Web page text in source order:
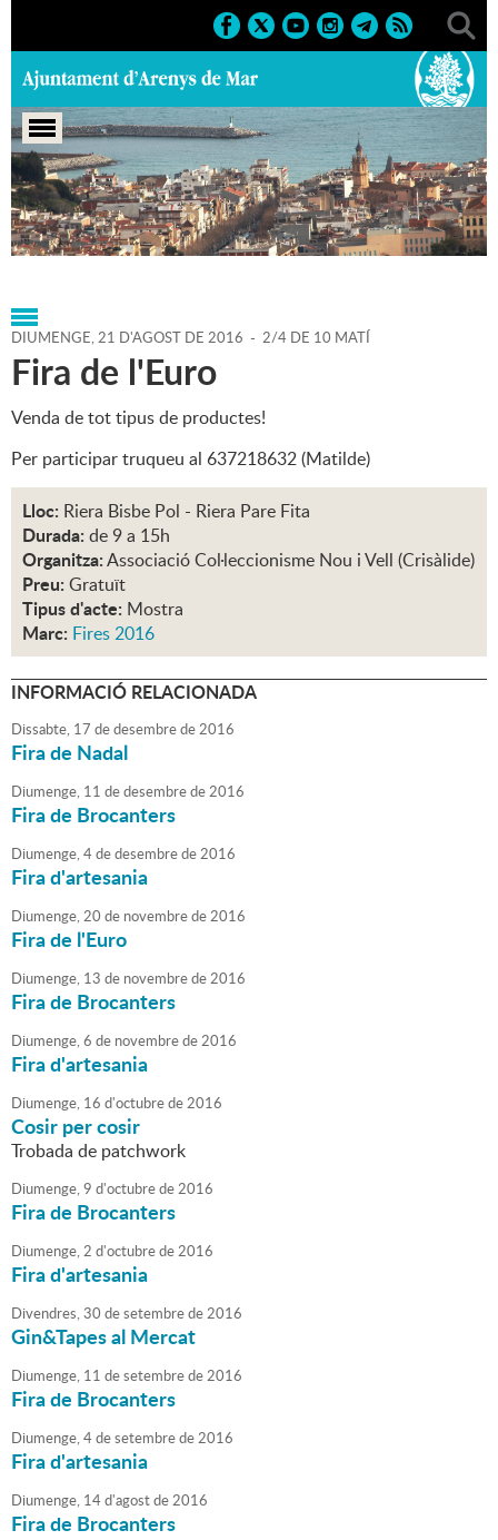
Portada > Agenda > 21-08-
2016 > Marcs > Culturals > 2016 > Fires 2016
DIUMENGE,21 D'AGOST DE 2016 - 2/4 DE 10 MATÍ
Fira de l'Euro
Venda de tot tipus de productes!
Per participar truqueu al 637218632 (Matilde)
Lloc: Riera Bisbe Pol - Riera Pare Fita
Durada: de 9 a 15h
Organitza:Associació Col·leccionisme Nou i Vell (Crisàlide)
Preu: Gratuït
Tipus d'acte: Mostra
Marc: Fires 2016
INFORMACIÓ RELACIONADA
Dissabte, 17 dedesembrede2016
Fira de Nadal
Diumenge, 11 dedesembrede2016
Fira de Brocanters
Diumenge,4dedesembrede2016
Fira d'artesania
Diumenge,20 de novembrede2016
Fira de l'Euro
Diumenge, 13 de novembrede2016
Fira de Brocanters
Diumenge,6 de novembrede2016
Fira d'artesania
Diumenge, 16 d'octubrede2016
Cosir per cosir
Trobada de patchwork
Diumenge,9 d'octubrede2016
Fira de Brocanters
Diumenge,2 d'octubrede2016
Fira d'artesania
Divendres,30 desetembrede2016
Gin&Tapes al Mercat
Diumenge, 11 desetembrede2016
Fira de Brocanters
Diumenge,4desetembrede2016
Fira d'artesania
Diumenge, 14d'agostde2016
Fira de Brocanters